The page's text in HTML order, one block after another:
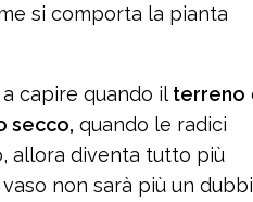
si comporta la pianta
capire quando il terreno
secco, quando le radici
allora diventa tutto più
non sarà più un